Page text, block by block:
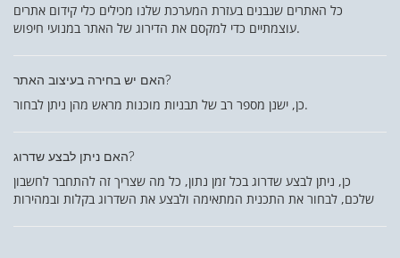
כל האתרים שנבנים בעזרת המערכת שלנו מכילים כלי קידום אתרים
עוצמתיים כדי למקסם את הדירוג של האתר במנועי חיפוש.
האם יש בחירה בעיצוב האתר?
כן, ישנן מספר רב של תבניות מוכנות מראש מהן ניתן לבחור.
האם ניתן לבצע שדרוג?
כן, ניתן לבצע שדרוג בכל זמן נתון, כל מה שצריך זה להתחבר לחשבון
שלכם, לבחור את התכנית המתאימה ולבצע את השדרוג בקלות ובמהירות